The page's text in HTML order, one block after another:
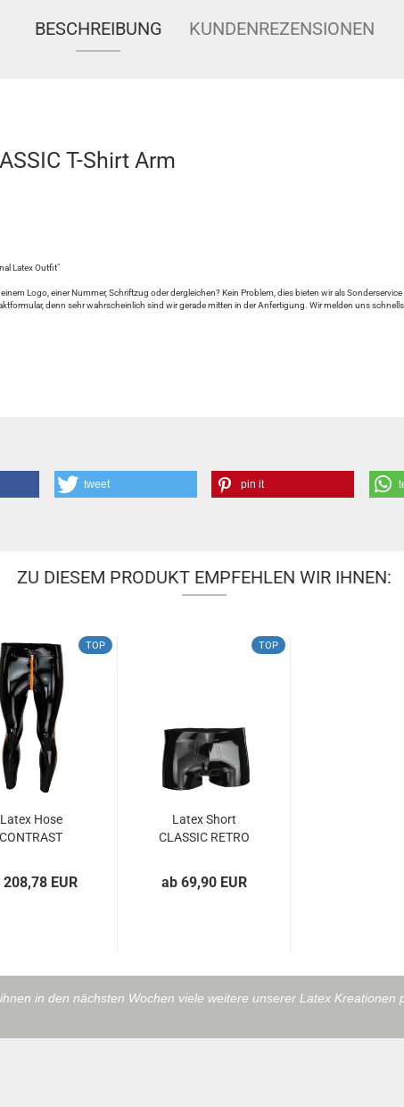
BESCHREIBUNG KUNDENREZENSIONEN
T-Shirt Arm
Latex Outfit"
Logo, einer Nummer, Schriftzug oder dergleichen? Kein Problem, dies bieten wir als
denn sehr wahrscheinlich sind wir gerade mitten in der Anfertigung. Wir melden uns
tweet pin it
ZU DIESEM PRODUKT EMPFEHLEN WIR IHNEN:
TOP
Latex Hose
CONTRAST
208,78 EUR
TOP
Latex Short
CLASSIC RETRO
ab 69,90 EUR
in den nächsten Wochen viele weitere unserer Latex Kreationen